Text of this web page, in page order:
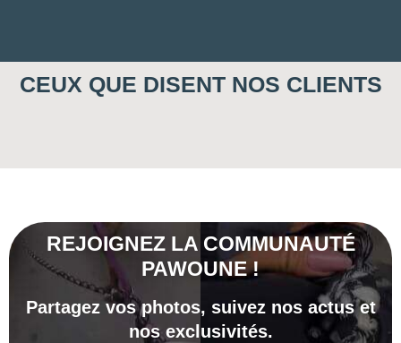
CEUX QUE DISENT NOS CLIENTS
REJOIGNEZ LA COMMUNAUTÉ
PAWOUNE !
Partagez vos photos, suivez nos actus et
nos exclusivités.